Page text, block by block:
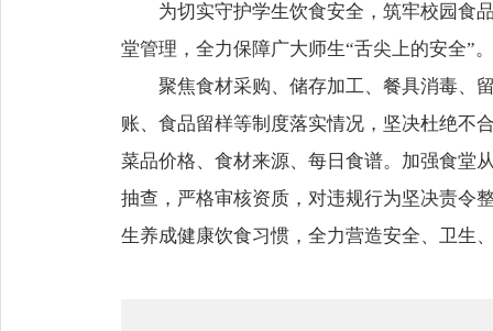
为切实守护学生饮食安全，筑牢校园食
堂管理，全力保障广大师生“舌尖上的安全”。
聚焦食材采购、储存加工、餐具消毒、
账、食品留样等制度落实情况，坚决杜绝不
菜品价格、食材来源、每日食谱。加强食堂
抽查，严格审核资质，对违规行为坚决责令
生养成健康饮食习惯，全力营造安全、卫生